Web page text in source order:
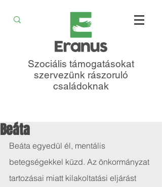
Szociális támogatásokat
szervezünk rászoruló
családoknak
Beáta
Beáta egyedül él, mentális
betegségekkel küzd. Az önkormányzat
tartozásai miatt kilakoltatási eljárást